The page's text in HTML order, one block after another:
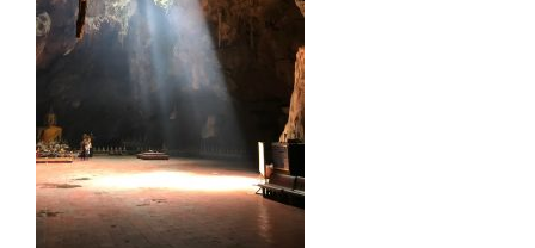
Shop
Tratamente naturale
Iubim fructele